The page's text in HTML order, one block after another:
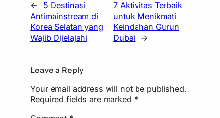
←
5 Destinasi
Antimainstream di
Korea Selatan yang
Wajib Dijelajahi
7 Aktivitas Terbaik
untuk Menikmati
Keindahan Gurun
Dubai
→
Leave a Reply
Your email address will not be published.
Required fields are marked *